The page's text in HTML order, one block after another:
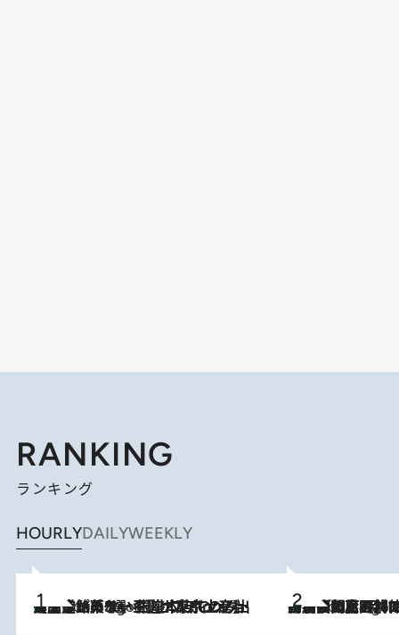
RANKING
ランキング
HOURLYDAILYWEEKLY
7 Hours Ago
【間違いのない王道・東京土産】資生堂パーラー 銀座本店でのみ出会える銘菓5選《極上プディング・濃厚チーズケーキ・ボンボンショコラほか》 7 Hours Ago
「最後に見られてよかった」上野動物園の東園パンダ舎が解体前に特別公開。8月16日まで延長されたパネル展と共に辿る“半世紀”のパンダ飼育《解体工事の図面あり》